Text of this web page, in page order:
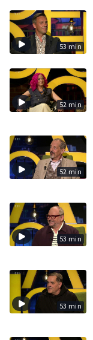
53 min
52 min
52 min
53 min
53 min